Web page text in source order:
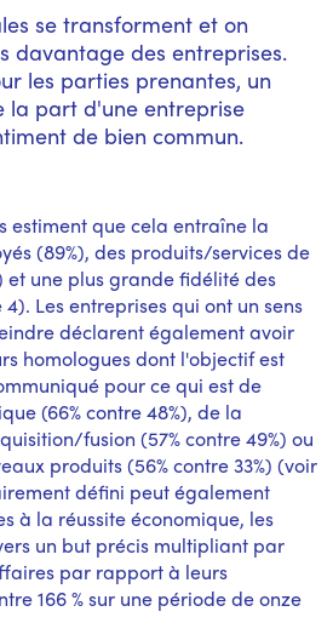
se transforment et on
davantage des entreprises.
les parties prenantes, un
la part d'une entreprise
de bien commun.
estiment que cela entraîne la
(89%), des produits/services de
et une plus grande fidélité des
Les entreprises qui ont un sens
déclarent également avoir
homologues dont l'objectif est
pour ce qui est de
(66% contre 48%), de la
fusion (57% contre 49%) ou
produits (56% contre 33%) (voir
défini peut également
à la réussite économique, les
un but précis multipliant par
par rapport à leurs
166 % sur une période de onze